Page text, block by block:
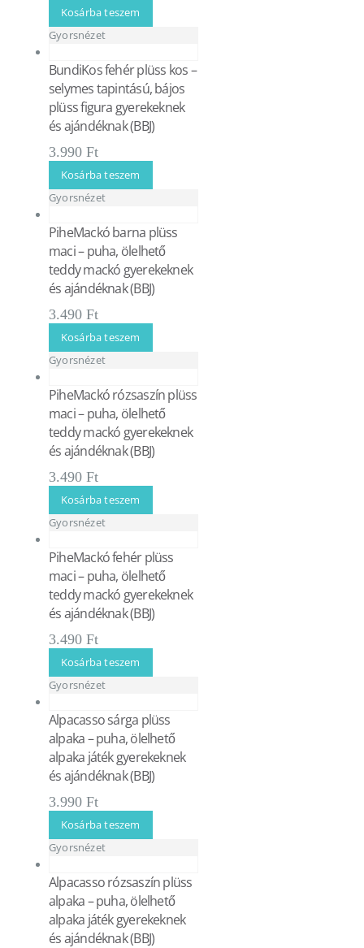
Kosárba teszem
Gyorsnézet
BundiKos fehér plüss kos –
selymes tapintású, bájos
plüss figura gyerekeknek
és ajándéknak (BBJ)
3.990 Ft
Kosárba teszem
Gyorsnézet
PiheMackó barna plüss
maci – puha, ölelhető
teddy mackó gyerekeknek
és ajándéknak (BBJ)
3.490 Ft
Kosárba teszem
Gyorsnézet
PiheMackó rózsaszín plüss
maci – puha, ölelhető
teddy mackó gyerekeknek
és ajándéknak (BBJ)
3.490 Ft
Kosárba teszem
Gyorsnézet
PiheMackó fehér plüss
maci – puha, ölelhető
teddy mackó gyerekeknek
és ajándéknak (BBJ)
3.490 Ft
Kosárba teszem
Gyorsnézet
Alpacasso sárga plüss
alpaka – puha, ölelhető
alpaka játék gyerekeknek
és ajándéknak (BBJ)
3.990 Ft
Kosárba teszem
Gyorsnézet
Alpacasso rózsaszín plüss
alpaka – puha, ölelhető
alpaka játék gyerekeknek
és ajándéknak (BBJ)